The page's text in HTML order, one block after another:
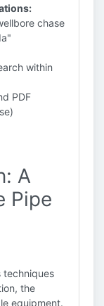
chase
within
PDF
A
Pipe
techniques
the
equipment.